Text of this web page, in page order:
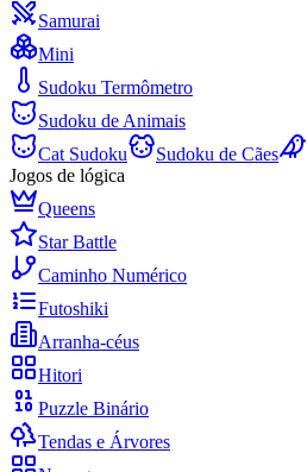
Samurai
Mini
Sudoku Termômetro
Sudoku de Animais
Cat Sudoku
Sudoku de Cães
Jogos de lógica
Queens
Star Battle
Caminho Numérico
Futoshiki
Arranha-céus
Hitori
Puzzle Binário
Tendas e Árvores